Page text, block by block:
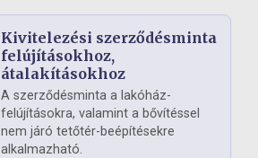
Kivitelezési szerződésminta
felújításokhoz,
átalakításokhoz
A szerződésminta a lakóház-
felújításokra, valamint a bővítéssel
nem járó tetőtér-beépítésekre
alkalmazható.